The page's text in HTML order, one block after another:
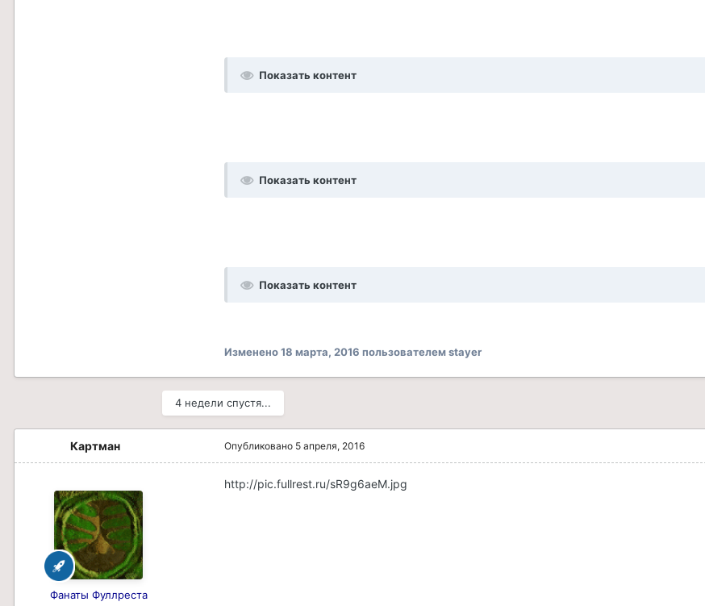
Показать контент
Показать контент
Показать контент
Изменено18 марта, 2016 пользователем stayer
4 недели спустя...
Картман
Фанаты Фуллреста
Опубликовано 5 апреля, 2016
http://pic.fullrest.ru/sR9g6aeM.jpg